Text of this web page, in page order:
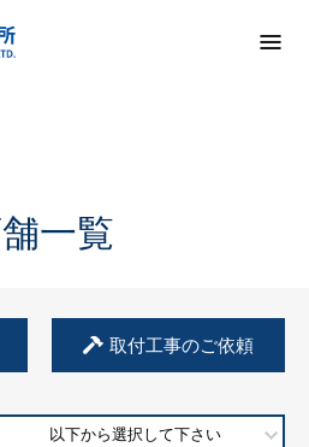
一覧
取付工事のご依頼
以下から選択して下さい